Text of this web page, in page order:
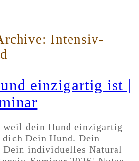
Intensiv-
einzigartig ist |
weil dein Hund einzigartig
Dein Hund. Dein
Dein individuelles Natural